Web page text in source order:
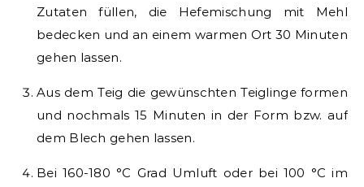
Zutaten füllen, die Hefemischung mit Mehl
bedecken und an einem warmen Ort 30 Minuten
gehen lassen.
Aus dem Teig die gewünschten Teiglinge formen
und nochmals 15 Minuten in der Form bzw. auf
dem Blech gehen lassen.
Bei 160-180 °C Grad Umluft oder bei 100 °C im